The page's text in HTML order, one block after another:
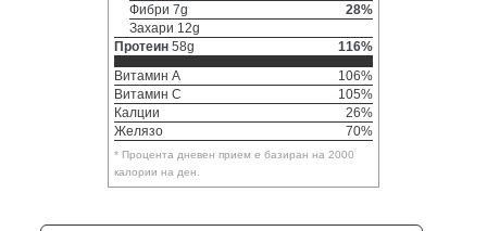
Фибри 7g
28%
Захари 12g
Протеин 58g
116%
Витамин A
106%
Витамин C
105%
Калции
26%
Желязо
70%
* Процента дневен прием е базиран на 2000
калории на ден.